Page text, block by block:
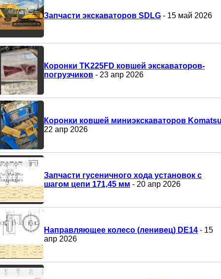
Запчасти экскаваторов SDLG - 15 май 2026
Коронки TK225FD ковшей экскаваторов-
погрузчиков - 23 апр 2026
Коронки ковшей миниэкскаваторов
22 апр 2026
Запчасти гусеничного хода установок с
шагом цепи 171,45 мм - 20 апр 2026
Направляющее колесо (ленивец) DE14 - 15
апр 2026